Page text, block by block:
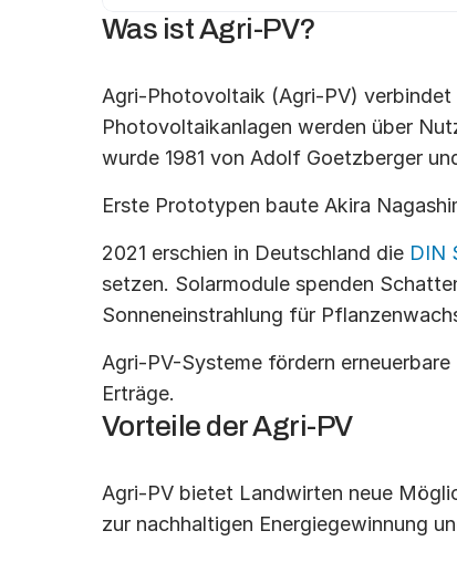
Was ist Agri-PV?
Agri-Photovoltaik (Agri-PV)
Photovoltaikanlagen werden über
wurde 1981 von Adolf Goetzberger
Erste Prototypen baute Akira
2021 erschien in Deutschland die DIN
setzen. Solarmodule spenden
Sonneneinstrahlung für
Agri-PV-Systeme fördern
Erträge.
Vorteile der Agri-PV
Agri-PV bietet Landwirten neue
zur nachhaltigen Energiegewinnung